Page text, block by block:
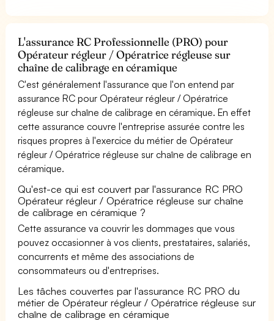
L'assurance RC Professionnelle (PRO) pour
Opérateur régleur / Opératrice régleuse sur
chaîne de calibrage en céramique
C'est généralement l'assurance que l'on entend par
assurance RC pour Opérateur régleur / Opératrice
régleuse sur chaîne de calibrage en céramique. En effet
cette assurance couvre l'entreprise assurée contre les
risques propres à l'exercice du métier de Opérateur
régleur / Opératrice régleuse sur chaîne de calibrage en
céramique.
Qu'est-ce qui est couvert par l'assurance RC PRO
Opérateur régleur / Opératrice régleuse sur chaîne
de calibrage en céramique ?
Cette assurance va couvrir les dommages que vous
pouvez occasionner à vos clients, prestataires, salariés,
concurrents et même des associations de
consommateurs ou d'entreprises.
Les tâches couvertes par l'assurance RC PRO du
métier de Opérateur régleur / Opératrice régleuse sur
chaîne de calibrage en céramique